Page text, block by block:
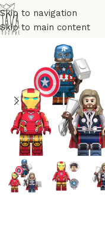
Skip to navigation
Skip to main content
Início Coleções Comics